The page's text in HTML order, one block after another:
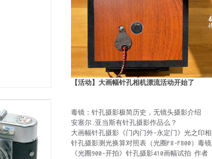
【活动】大画幅针孔相机漂流活动开始了
毒镜：针孔摄影极简历史，无镜头摄影介绍
安塞尔.亚当斯有针孔摄影作品么？
大画幅针孔摄影《门内门外-永定门》光之印相
针孔摄影测光换算对照表（光圈F8-F800）毒镜
《光圈900-开拍》针孔摄影410画幅试拍 作者